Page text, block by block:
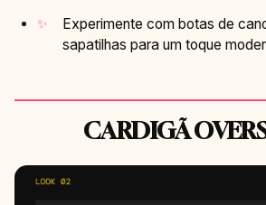
Experimente com botas de
sapatilhas para um toque
CARDIGÃ